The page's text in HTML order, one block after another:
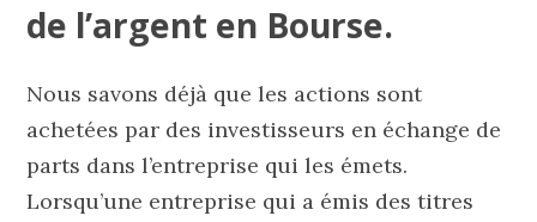
de l’argent en Bourse.
Nous savons déjà que les actions sont
achetées par des investisseurs en échange de
parts dans l’entreprise qui les émets.
Lorsqu’une entreprise qui a émis des titres